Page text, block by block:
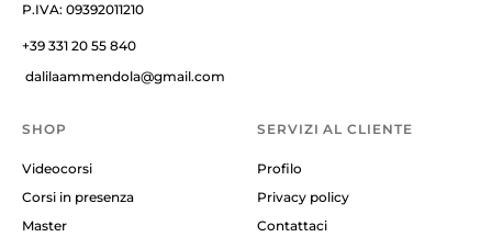
P.IVA: 09392011210
+39 331 20 55 840
dalilaammendola@gmail.com
SHOP
Videocorsi
Corsi in presenza
Master
SERVIZI AL CLIENTE
Profilo
Privacy policy
Contattaci